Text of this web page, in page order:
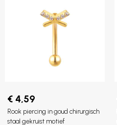
€ 4,59
Rook piercing in goud chirurgisch
staal gekruist motief